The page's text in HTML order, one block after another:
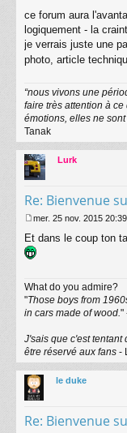
ce forum aura
logiquement - la
je verrais juste une
photo, article
“nous vivons une
faire très attention à
émotions, elles ne
Tanak
Lurk
Re: Bienvenue
e
s
g
e
mer. 25 nov. 2015 20:39
Et dans le coup ton
What do you admire?
"Those boys from
in cars made of wood."
J'sais que c'est tentant
être réservé aux fans -
le duke
Re: Bienvenue